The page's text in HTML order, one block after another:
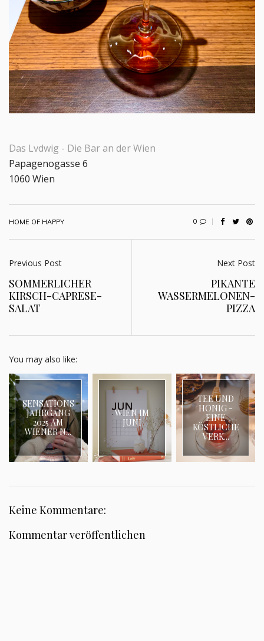
Das Lvdwig - Die Bar an der Wien
Papagenogasse 6
1060 Wien
HOME OF HAPPY 0
Previous Post
SOMMERLICHER
KIRSCH-CAPRESE-
SALAT
Next Post
PIKANTE
WASSERMELONEN-
PIZZA
You may also like:
SENSATIONS
JAHRGANG
2025 AM
WIENER N...
WIEN IM
JUNI
TEE UND
HONIG -
EINE
KÖSTLICHE
VERK...
Keine Kommentare:
Kommentar veröffentlichen